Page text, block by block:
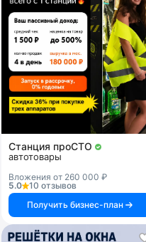
Станция проСТО
автотовары
Вложения от 260 000 ₽
5.0
10 отзывов
Получить бизнес-план